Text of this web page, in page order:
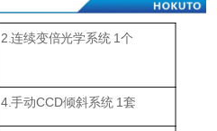
2.连续变倍光学系统 1个
4.手动CCD倾斜系统 1套